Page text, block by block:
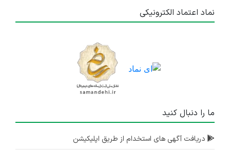
نماد اعتماد الکترونیکی
ما را دنبال کنید
دریافت آگهی های استخدام از طریق اپلیکیشن